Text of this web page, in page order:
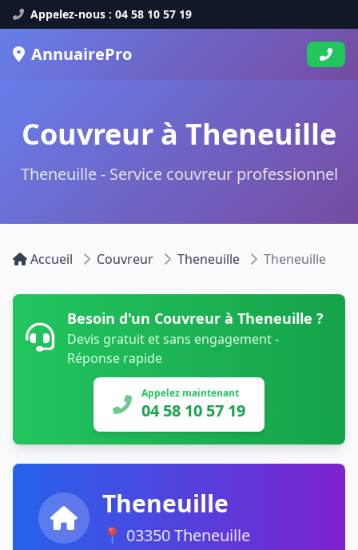
Appelez-nous : 04 58 10 57 19
AnnuairePro
Couvreur à Theneuille
Theneuille - Service couvreur professionnel
Accueil Couvreur Theneuille Theneuille
Besoin d'un Couvreur à Theneuille ?
Devis gratuit et sans engagement -
Réponse rapide
Appelez maintenant
04 58 10 57 19
Theneuille
📍 03350 Theneuille